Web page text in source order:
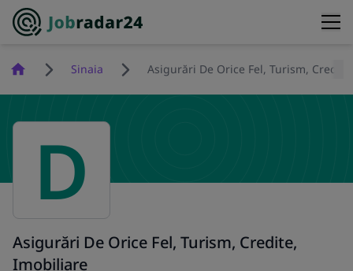
HomepageSinaia Asigurări De Orice Fel, Turism,
D
Asigurări De Orice Fel, Turism, Credite,
Imobiliare